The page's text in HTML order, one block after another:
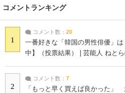
コメントランキング
1
コメント数： 20
一番好きな「韓国の男性俳優」
中】（投票結果） | 芸能人 ねと
2
コメント数： 7
「もっと早く買えば良かった」